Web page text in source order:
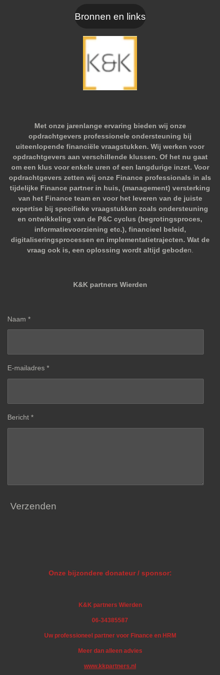
Bronnen en links
Met onze jarenlange ervaring bieden wij onze
opdrachtgevers professionele ondersteuning bij
uiteenlopende financiële vraagstukken. Wij werken voor
opdrachtgevers aan verschillende klussen. Of het nu gaat
om een klus voor enkele uren of een langdurige inzet. Voor
opdrachtgevers zetten wij onze Finance professionals in als
tijdelijke Finance partner in huis, (management) versterking
van het Finance team en voor het leveren van de juiste
expertise bij specifieke vraagstukken zoals ondersteuning
en ontwikkeling van de P&C cyclus (begrotingsproces,
informatievoorziening etc.), financieel beleid,
digitaliseringsprocessen en implementatietrajecten. Wat de
vraag ook is, een oplossing wordt altijd geboden.
K&K partners Wierden
Naam *
E-mailadres *
Bericht *
Verzenden
Onze bijzondere donateur / sponsor:
K&K partners Wierden
06-34385587
Uw professioneel partner voor Finance en HRM
Meer dan alleen advies
www.kkpartners.nl